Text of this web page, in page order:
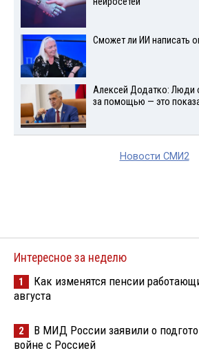
Сможет ли ИИ написать
Алексей Додатко: Люди
за помощью — это
Новости СМИ2
Интересное за неделю
1
Как изменятся пенсии
августа
2
В МИД России заявили о
войне с Россией